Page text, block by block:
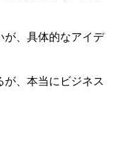
が、具体的なアイデ
、本当にビジネス